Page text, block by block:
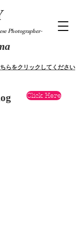
Photographer-
らをクリックしてください
Click Here